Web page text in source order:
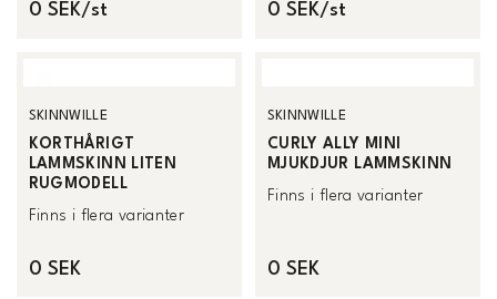
0 SEK/st 0 SEK/st
SKINNWILLE
KORTHÅRIGT
LAMMSKINN LITEN
RUGMODELL
Finns i flera varianter
0 SEK
SKINNWILLE
CURLY ALLY MINI
MJUKDJUR LAMMSKINN
Finns i flera varianter
0 SEK